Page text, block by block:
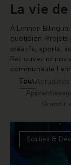
La vie de
À Lennen
quotidien.
créatifs, sports,
Retrouvez ici nos
communauté
Actualités
Grandir
Tout
Sorties &